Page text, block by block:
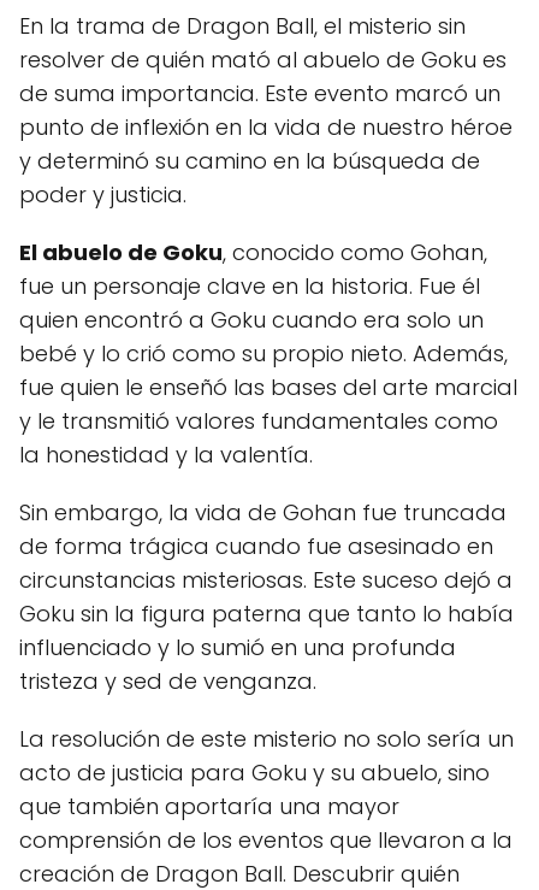
En la trama de Dragon Ball, el misterio sin
resolver de quién mató al abuelo de Goku es
de suma importancia. Este evento marcó un
punto de inflexión en la vida de nuestro héroe
y determinó su camino en la búsqueda de
poder y justicia.
El abuelo de Goku, conocido como Gohan,
fue un personaje clave en la historia. Fue él
quien encontró a Goku cuando era solo un
bebé y lo crió como su propio nieto. Además,
fue quien le enseñó las bases del arte marcial
y le transmitió valores fundamentales como
la honestidad y la valentía.
Sin embargo, la vida de Gohan fue truncada
de forma trágica cuando fue asesinado en
circunstancias misteriosas. Este suceso dejó a
Goku sin la figura paterna que tanto lo había
influenciado y lo sumió en una profunda
tristeza y sed de venganza.
La resolución de este misterio no solo sería un
acto de justicia para Goku y su abuelo, sino
que también aportaría una mayor
comprensión de los eventos que llevaron a la
creación de Dragon Ball. Descubrir quién